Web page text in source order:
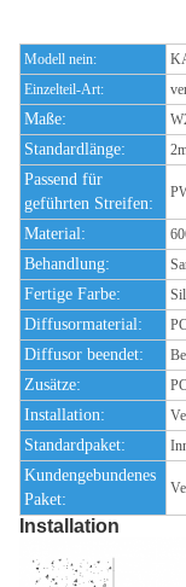
Modell nein:
Einzelteil-Art:
Maße:
Standardlänge:
Passend für
geführten Streifen:
Material:
Behandlung:
Fertige Farbe:
Diffusormaterial:
Diffusor beendet:
Zusätze:
Installation:
Standardpaket:
Kundengebundenes
Paket:
Installation